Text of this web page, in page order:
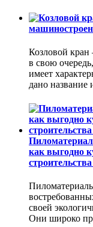
Козловой кран
в свою
имеет
дано название
как выгодно
своей
Они широко